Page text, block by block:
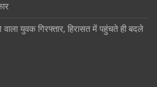
युवक गिरफ्तार, हिरासत में पहुंचते ही बदले